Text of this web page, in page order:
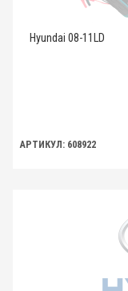
Hyundai 08-11LD
АРТИКУЛ: 608922